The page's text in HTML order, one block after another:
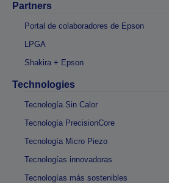
Partners
Portal de colaboradores de Epson
LPGA
Shakira + Epson
Technologies
Tecnología Sin Calor
Tecnología PrecisionCore
Tecnología Micro Piezo
Tecnologías innovadoras
Tecnologías más sostenibles